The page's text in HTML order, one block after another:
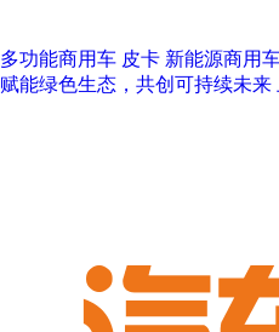
多功能商用车 皮卡 新能源商用
赋能绿色生态，共创可持续未来